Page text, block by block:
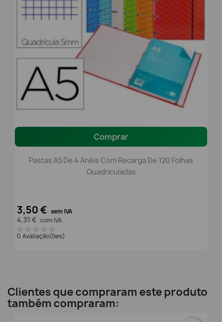
Comprar
Pastas A5 De 4 Anéis Com Recarga De 120 Folhas
Quadriculadas
3,50 € sem IVA
4,31 € com IVA
0 Avaliação(ões)
Clientes que compraram este produto
também compraram: